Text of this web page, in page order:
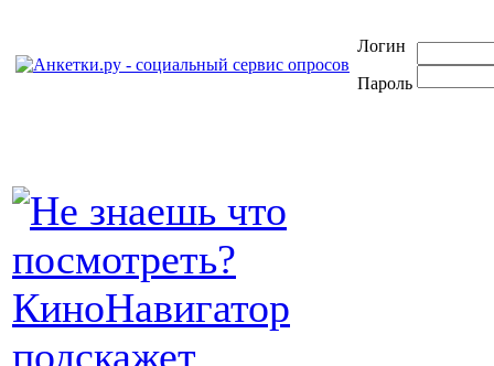
Логин
Пароль